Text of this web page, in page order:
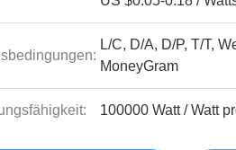
L/C, D/A, D/P, T/T,
MoneyGram
100000 Watt / Watt